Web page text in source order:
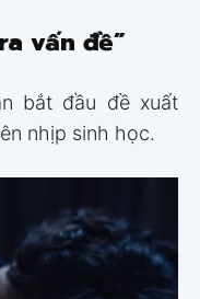
vấn đề”
bắt đầu đề xuất
nhịp sinh học.